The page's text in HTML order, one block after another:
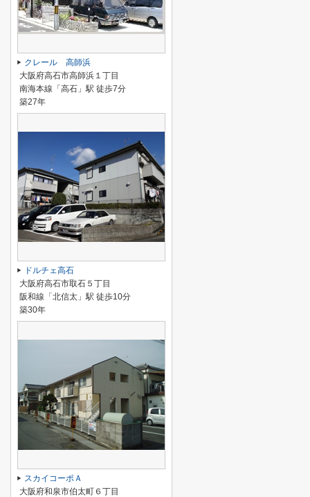
クレール 高師浜
大阪府高石市高師浜１丁目
南海本線「高石」駅 徒歩7分
築27年
ドルチェ高石
大阪府高石市取石５丁目
阪和線「北信太」駅 徒歩10分
築30年
スカイコーポＡ
大阪府和泉市伯太町６丁目